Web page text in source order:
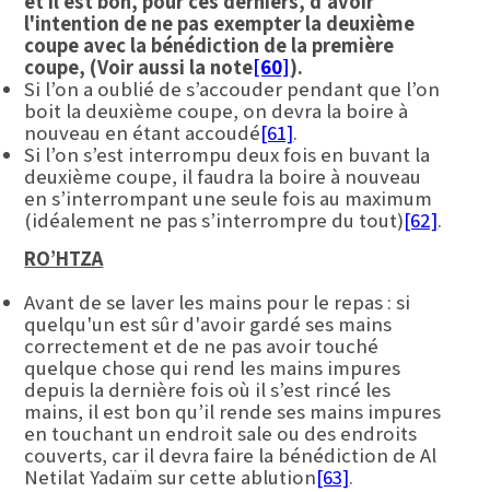
l'intention de ne pas exempter la deuxième
coupe avec la bénédiction de la première
coupe, (Voir aussi la note[60]).
Si l’on a oublié de s’accouder pendant que l’on
boit la deuxième coupe, on devra la boire à
nouveau en étant accoudé[61].
Si l’on s’est interrompu deux fois en buvant la
deuxième coupe, il faudra la boire à nouveau
en s’interrompant une seule fois au maximum
(idéalement ne pas s’interrompre du tout)[62].
RO’HTZA
Avant de se laver les mains pour le repas : si
quelqu'un est sûr d'avoir gardé ses mains
correctement et de ne pas avoir touché
quelque chose qui rend les mains impures
depuis la dernière fois où il s’est rincé les
mains, il est bon qu’il rende ses mains impures
en touchant un endroit sale ou des endroits
couverts, car il devra faire la bénédiction de Al
Netilat Yadaïm sur cette ablution[63].